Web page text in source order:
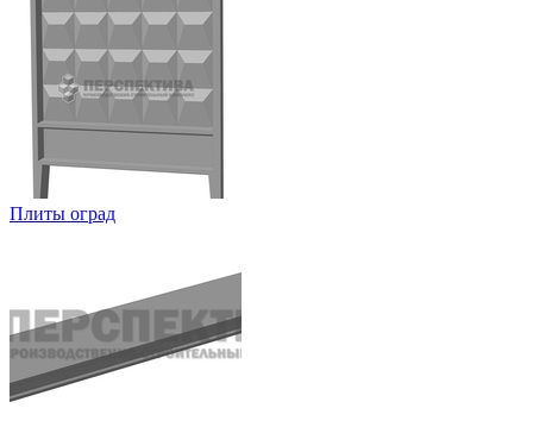
Плиты оград